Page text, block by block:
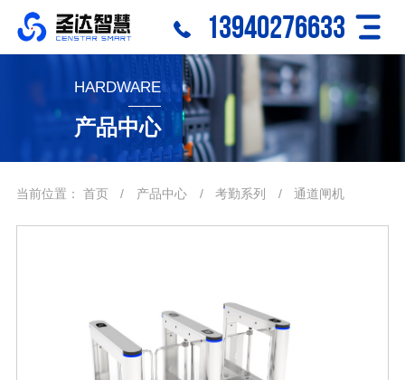
13940276633
HARDWARE
产品中心
当前位置： 首页 / 产品中心 / 考勤系列 / 通道闸机